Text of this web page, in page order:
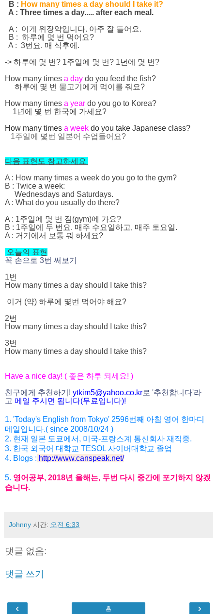
B : How many times a day should I take it?
A : Three times a day..... after each meal.
A : 이게 위장약입니다. 아주 잘 들어요.
B : 하루에 몇 번 먹어요?
A : 3번요. 매 식후에.
-> 하루에 몇 번? 1주일에 몇 번? 1년에 몇 번?
How many times a day do you feed the fish?
하루에 몇 번 물고기에게 먹이를 줘요?
How many times a year do you go to Korea?
1년에 몇 번 한국에 가세요?
How many times a week do you take Japanese class?
1주일에 몇번 일본어 수업들어요?
다음 표현도 참고하세요
A : How many times a week do you go to the gym?
B : Twice a week:
Wednesdays and Saturdays.
A : What do you usually do there?
A : 1주일에 몇 번 짐(gym)에 가요?
B : 1주일에 두 번요. 매주 수요일하고, 매주 토요일.
A : 거기에서 보통 뭐 하세요?
오늘의 표현
꼭 손으로 3번 써보기
1번
How many times a day should I take this?
이거 (약) 하루에 몇번 먹어야 해요?
2번
How many times a day should I take this?
3번
How many times a day should I take this?
Have a nice day! ( 좋은 하루 되세요! )
친구에게 추천하기! ytkim5@yahoo.co.kr로 '추천합니다'라
고 메일 주시면 됩니다(무료입니다)!
1. 'Today's English from Tokyo' 2596번째 아침 영어 한마디
메일입니다.( since 2008/10/24 )
2. 현재 일본 도쿄에서, 미국-프랑스계 통신회사 재직중.
3. 한국 외국어 대학교 TESOL 사이버대학교 졸업
4. Blogs : http://www.canspeak.net/
5. 영어공부, 2018년 올해는, 두번 다시 중간에 포기하지 않겠
습니다.
Johnny 시간: 오전 6:33
댓글 없음:
댓글 쓰기
‹ ›
홈